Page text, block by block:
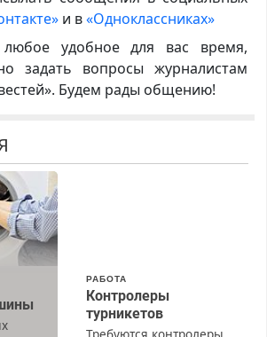
и в«Одноклассниках»
удобное для вас время,
задать вопросы журналистам
Будем рады общению!
РАБОТА
Контролеры
турникетов